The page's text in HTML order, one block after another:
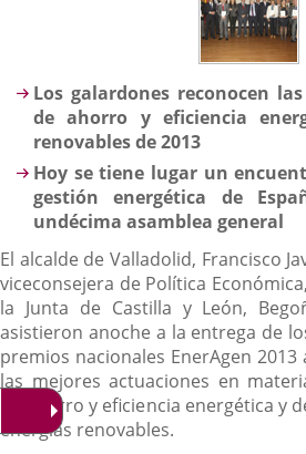
Descripción
Los galardones reconocen
de ahorro y eficiencia
renovables de 2013
Hoy se tiene lugar un
gestión energética de
undécima asamblea general
El alcalde de Valladolid, Francisco
viceconsejera de Política
la Junta de Castilla y León,
asistieron anoche a la entrega de
premios nacionales EnerAgen 2013
las mejores actuaciones en
de ahorro y eficiencia energética y
energías renovables.